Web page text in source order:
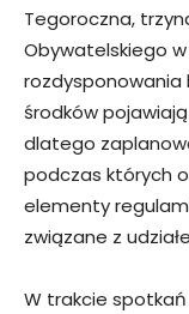
Tegoroczna,
Obywatelskiego
rozdysponowania
środków
dlatego
podczas których
elementy
związane z
W trakcie